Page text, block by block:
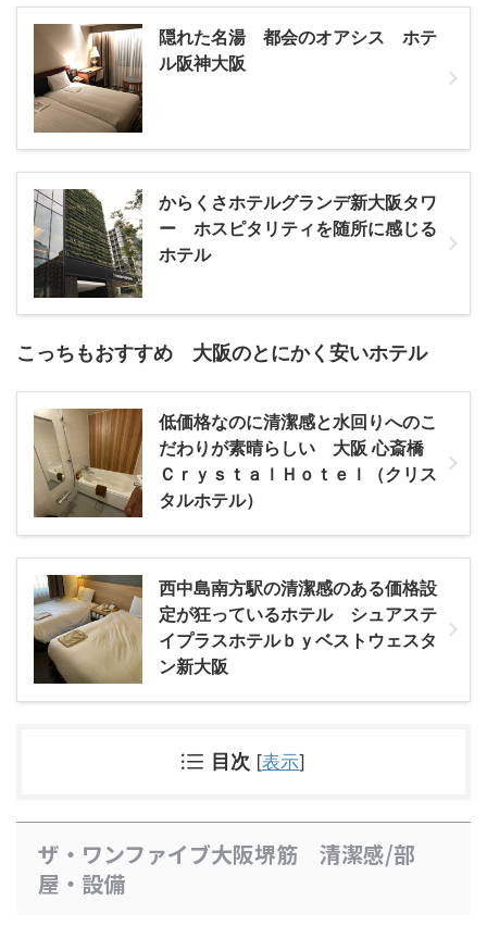
隠れた名湯 都会のオアシス ホテ
ル阪神大阪
からくさホテルグランデ新大阪タワ
ー ホスピタリティを随所に感じる
ホテル
こっちもおすすめ 大阪のとにかく安いホテル
低価格なのに清潔感と水回りへのこ
だわりが素晴らしい 大阪 心斎橋
ＣｒｙｓｔａｌＨｏｔｅｌ（クリス
タルホテル）
西中島南方駅の清潔感のある価格設
定が狂っているホテル シュアステ
イプラスホテルｂｙベストウェスタ
ン新大阪
目次 [表示]
ザ・ワンファイブ大阪堺筋 清潔感/部
屋・設備